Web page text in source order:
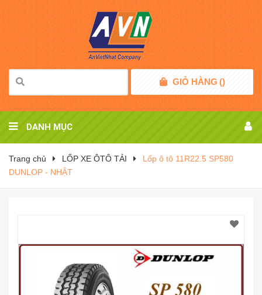
GIỎ HÀNG ()
DANH MỤC
Trang chủ LỐP XE ÔTÔ TẢI
Lốp ô tô 11R22.5 SP580
DUNLOP - NHẬT